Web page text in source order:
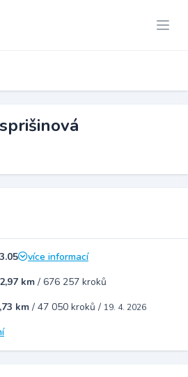
více informací
km / 676 257 kroků
km / 47 050 kroků / 19. 4. 2026